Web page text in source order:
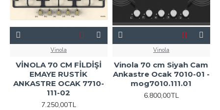
Vinola
VİNOLA 70 CM FİLDİŞİ
EMAYE RUSTİK
ANKASTRE OCAK 7710-
111-02
7.250,00TL
Vinola
Vinola 70 cm Siyah Cam
Ankastre Ocak 7010-01 -
mog7010.111.01
6.800,00TL